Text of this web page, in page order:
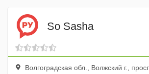
So Sasha
Волгоградская обл., Волжский г., просп.